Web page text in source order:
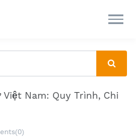
Nam: Quy Trình, Chi